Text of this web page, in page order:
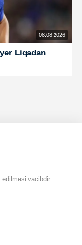
08.08.2026
Liqadan
edilməsi vacibdir.